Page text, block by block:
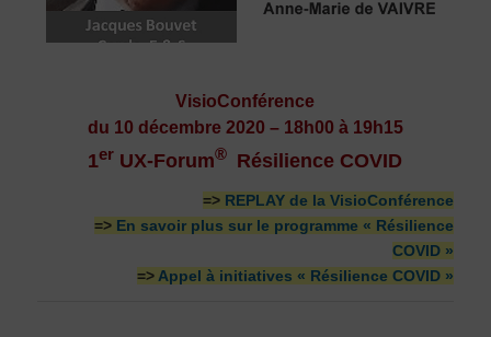
VisioConférence
du 10 décembre 2020 – 18h00 à 19h15
1er UX-Forum® Résilience COVID
=> REPLAY de la VisioConférence
=> En savoir plus sur le programme « Résilience
COVID »
=> Appel à initiatives « Résilience COVID »